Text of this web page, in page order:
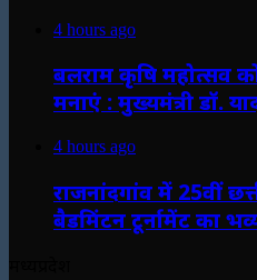
4 hours ago
बलराम कृषि महोत्सव
मनाएं : मुख्यमंत्री डॉ.
4 hours ago
राजनांदगांव में 25वीं
बैडमिंटन टूर्नामेंट का